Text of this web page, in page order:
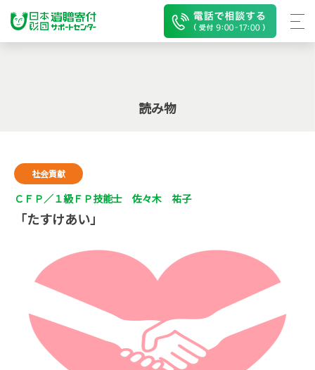
読み物
社会貢献
ＣＦＰ／１級ＦＰ技能士 佐々木 祐子
「たすけあい」